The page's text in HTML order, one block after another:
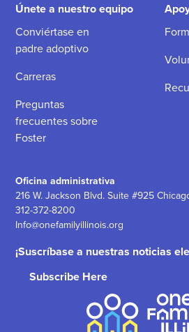
Oficina administrativa
216 W. Jackson Blvd. Suite #925
312-372-8200
Info@onefamilyillinois.org
Únete a nuestro equipo
Conviértase en
padre adoptivo
Carreras
Preguntas
frecuentes sobre
Foster
¡Suscríbase a nuestras noticias
Subscribe Here